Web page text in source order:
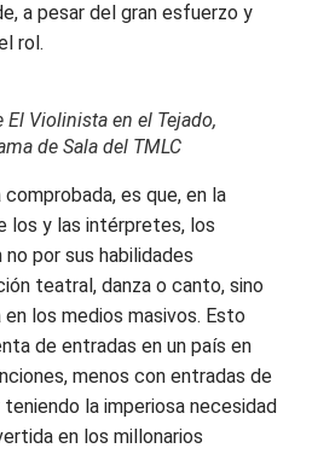
a pesar del gran esfuerzo y
rol.
Violinista en el Tejado,
de Sala del TMLC
es que, en la
los y las intérpretes, los
por sus habilidades
teatral, danza o canto, sino
los medios masivos. Esto
de entradas en un país en
menos con entradas de
la imperiosa necesidad
en los millonarios